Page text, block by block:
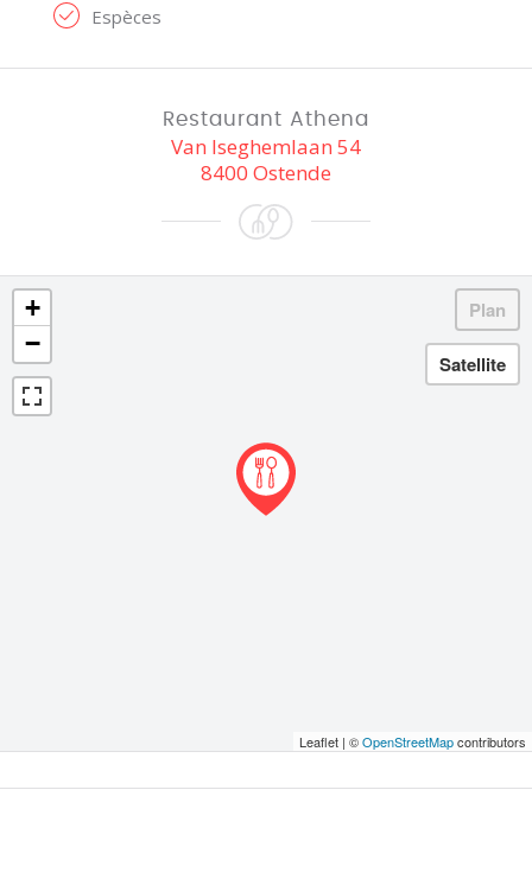
Espèces
Restaurant Athena
Van Iseghemlaan 54
8400 Ostende
+
−
Leaflet | ©OpenStreetMapcontributors